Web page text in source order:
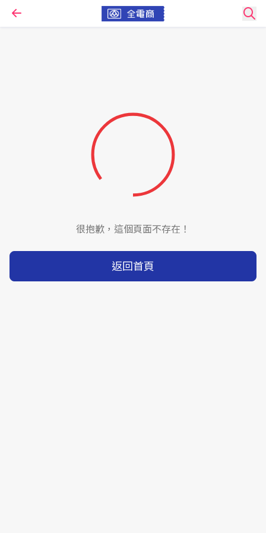
很抱歉，這個頁面不存在！
返回首頁